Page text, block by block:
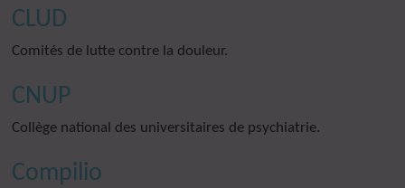
CLUD
Comités de lutte contre la douleur.
CNUP
Collège national des universitaires de psychiatrie.
Compilio